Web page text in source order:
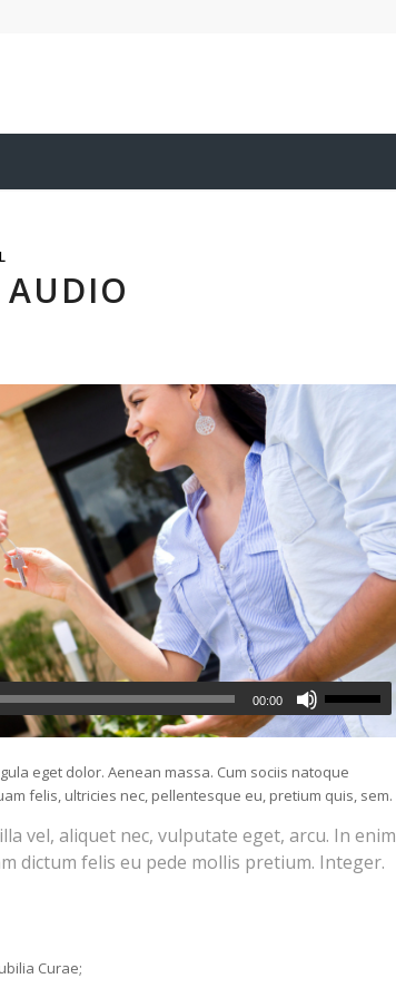
00:00
eget dolor. Aenean massa. Cum sociis natoque
felis, ultricies nec, pellentesque eu, pretium quis, sem.
vel, aliquet nec, vulputate eget, arcu. In enim
dictum felis eu pede mollis pretium. Integer.
Curae;